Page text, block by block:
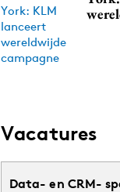
Vacatures
Data- en CRM-